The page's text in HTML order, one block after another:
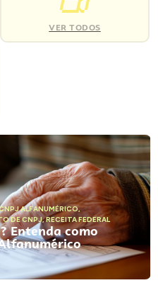
VER TODOS
ALFANUMÉRICO,
DE CNPJ,RECEITA FEDERAL
Entenda como